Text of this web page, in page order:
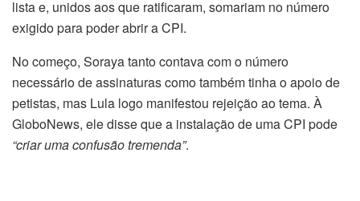
lista e, unidos aos que ratificaram, somariam no número
exigido para poder abrir a CPI.
No começo, Soraya tanto contava com o número
necessário de assinaturas como também tinha o apoio de
petistas, mas Lula logo manifestou rejeição ao tema. À
GloboNews, ele disse que a instalação de uma CPI pode
“criar uma confusão tremenda”.